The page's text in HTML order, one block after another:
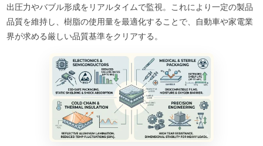
出圧力やバブル形成をリアルタイムで監視。これにより一定の製品
品質を維持し、樹脂の使用量を最適化することで、自動車や家電業
界が求める厳しい品質基準をクリアする。